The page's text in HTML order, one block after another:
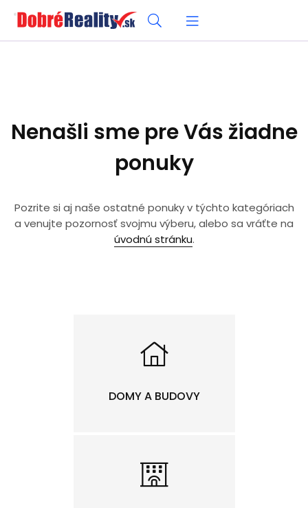
Nenašli sme pre Vás žiadne
ponuky
Pozrite si aj naše ostatné ponuky v týchto kategóriach
a venujte pozornosť svojmu výberu, alebo sa vráťte na
úvodnú stránku.
DOMY A BUDOVY